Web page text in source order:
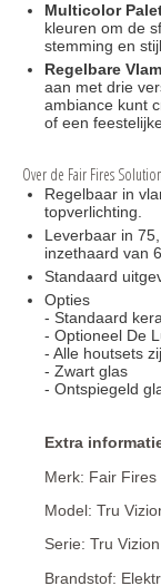
Multicolor
kleuren om de
stemming en stijl.
Regelbare
aan met drie
ambiance kunt
of een
Over de Fair Fires
Regelbaar in
topverlichting.
Leverbaar in
inzethaard van
Standaard
Opties
- Standaard
- Optioneel De
- Alle houtsets
- Zwart glas
- Ontspiegeld
Extra
Merk: Fair Fires
Model: Tru
Serie: Tru
Brandstof: